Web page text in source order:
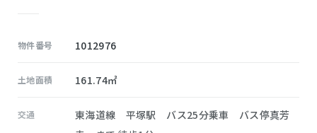
物件番号 1012976
土地面積 161.74㎡
交通
東海道線 平塚駅 バス25分乗車 バス停真芳